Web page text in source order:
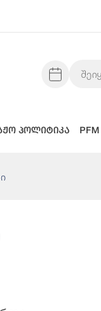
პოლიტიკა PFM